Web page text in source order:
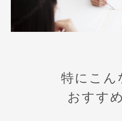
特にこん
おすす